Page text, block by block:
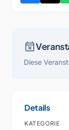
event_busy
Diese
Details
KATEGORIE